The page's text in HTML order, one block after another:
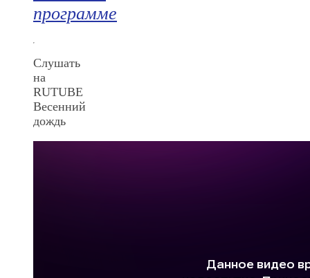
программе
Слушать
на
RUTUBE
Весенний
дождь